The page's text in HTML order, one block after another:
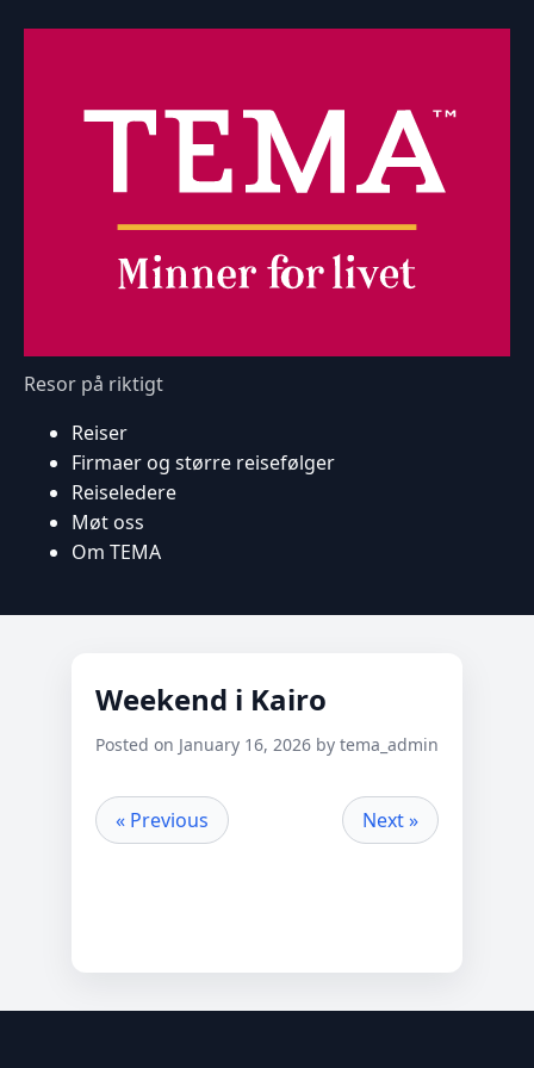
Resor på riktigt
Reiser
Firmaer og større reisefølger
Reiseledere
Møt oss
Om TEMA
Weekend i Kairo
Posted on January 16, 2026 by tema_admin
« Previous Next »